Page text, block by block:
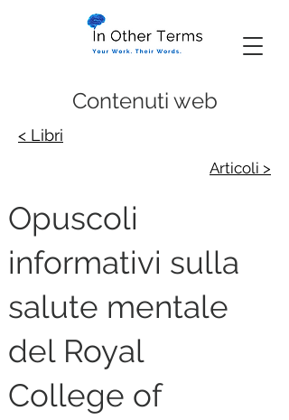
Contenuti web
< Libri
Articoli >
Opuscoli
informativi sulla
salute mentale
del Royal
College of